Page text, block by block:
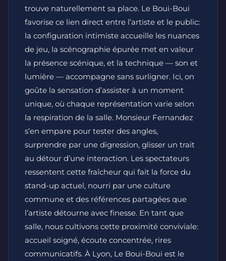
trouve naturellement sa place. Le Boui-Boui
favorise ce lien direct entre l’artiste et le public:
la configuration intimiste accueille les nuances
de jeu, la scénographie épurée met en valeur
la présence scénique, et la technique — son et
lumière — accompagne sans surligner. Ici, on
goûte la sensation d’assister à un moment
unique, où chaque représentation varie selon
la respiration de la salle. Monsieur Fernandez
s’en empare pour tester des angles,
surprendre par une digression, glisser un trait
au détour d’une interaction. Les spectateurs
ressentent cette fraîcheur qui fait la force du
stand-up actuel, nourri par une culture
commune et des références partagées que
l’artiste détourne avec finesse. En tant que
salle, nous cultivons cette proximité conviviale:
accueil soigné, écoute concentrée, rires
communicatifs. À Lyon, Le Boui-Boui est le